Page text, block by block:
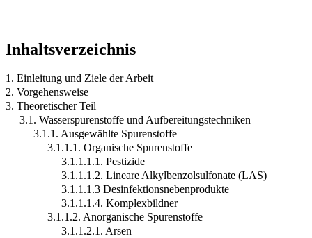
Inhaltsverzeichnis
1. Einleitung und Ziele der Arbeit
2. Vorgehensweise
3. Theoretischer Teil
3.1. Wasserspurenstoffe und Aufbereitungstechniken
3.1.1. Ausgewählte Spurenstoffe
3.1.1.1. Organische Spurenstoffe
3.1.1.1.1. Pestizide
3.1.1.1.2. Lineare Alkylbenzolsulfonate (LAS)
3.1.1.1.3 Desinfektionsnebenprodukte
3.1.1.1.4. Komplexbildner
3.1.1.2. Anorganische Spurenstoffe
3.1.1.2.1. Arsen